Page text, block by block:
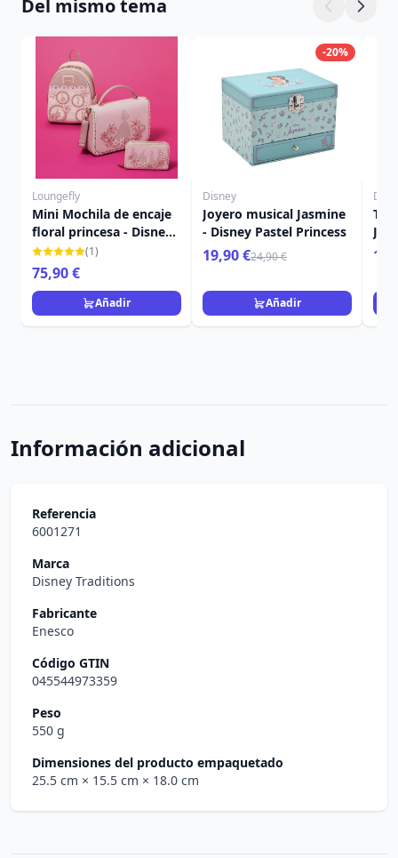
Del mismo tema
Loungefly
Mini Mochila de encaje
floral princesa - Disney
Loungefly(1)
75,90 €
Añadir
-20%
Disney
Joyero musical Jasmine
- Disney Pastel Princess
19,90 €24,90 €
Añadir
Información adicional
Referencia
6001271
Marca
Disney Traditions
Fabricante
Enesco
Código GTIN
045544973359
Peso
550 g
Dimensiones del producto empaquetado
25.5 cm × 15.5 cm × 18.0 cm